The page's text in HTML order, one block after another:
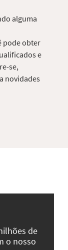
alguma
pode obter
e
se,
novidades
de
o nosso